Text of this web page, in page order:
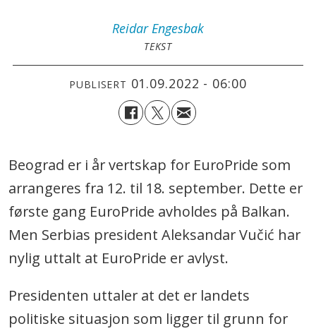
Reidar Engesbak
TEKST
PUBLISERT 01.09.2022 - 06:00
Beograd er i år vertskap for EuroPride som
arrangeres fra 12. til 18. september. Dette er
første gang EuroPride avholdes på Balkan.
Men Serbias president Aleksandar Vučić har
nylig uttalt at EuroPride er avlyst.
Presidenten uttaler at det er landets
politiske situasjon som ligger til grunn for